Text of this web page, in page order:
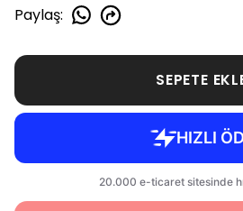
Paylaş:
SEPETE